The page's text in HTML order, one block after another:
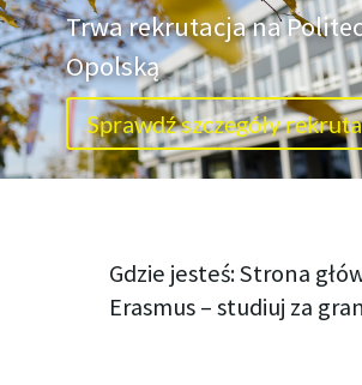
Trwa rekrutacja na
Opolską
Sprawdź szczegóły
Gdzie jesteś:Strona
Erasmus – studiuj za